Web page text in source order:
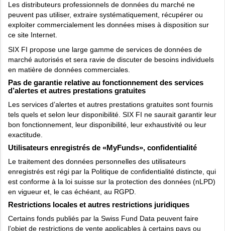
Les distributeurs professionnels de données du marché ne
peuvent pas utiliser, extraire systématiquement, récupérer ou
exploiter commercialement les données mises à disposition sur
ce site Internet.
SIX FI propose une large gamme de services de données de
marché autorisés et sera ravie de discuter de besoins individuels
en matière de données commerciales.
Pas de garantie relative au fonctionnement des services
d’alertes et autres prestations gratuites
Les services d’alertes et autres prestations gratuites sont fournis
tels quels et selon leur disponibilité. SIX FI ne saurait garantir leur
bon fonctionnement, leur disponibilité, leur exhaustivité ou leur
exactitude.
Utilisateurs enregistrés de «MyFunds», confidentialité
Le traitement des données personnelles des utilisateurs
enregistrés est régi par la Politique de confidentialité distincte, qui
est conforme à la loi suisse sur la protection des données (nLPD)
en vigueur et, le cas échéant, au RGPD.
Restrictions locales et autres restrictions juridiques
Certains fonds publiés par la Swiss Fund Data peuvent faire
l’objet de restrictions de vente applicables à certains pays ou